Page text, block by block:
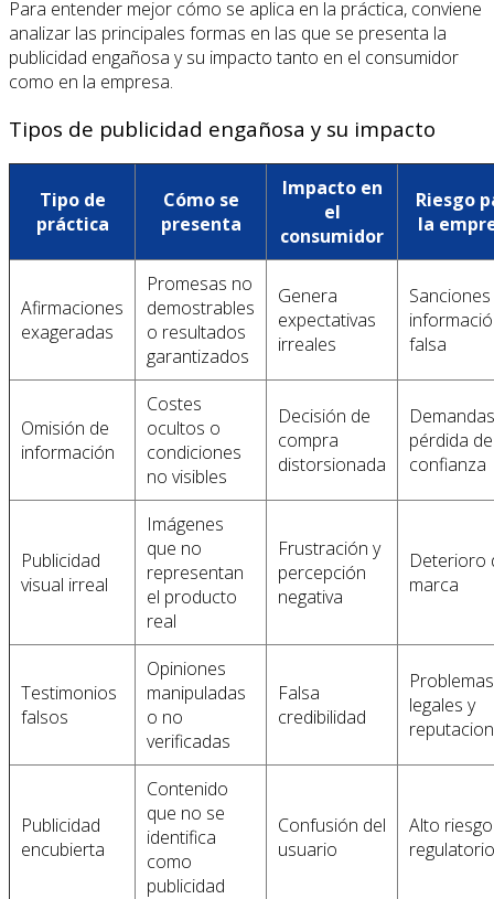
Para entender mejor cómo se aplica en la práctica, conviene
analizar las principales formas en las que se presenta la
publicidad engañosa y su impacto tanto en el consumidor
como en la empresa.
Tipos de publicidad engañosa y su impacto
Tipo de
práctica
Cómo se
presenta
Impacto en
el
consumidor
Riesgo
la
Afirmaciones
exageradas
Promesas no
demostrables
o resultados
garantizados
Genera
expectativas
irreales
falsa
Omisión de
información
Costes
ocultos o
condiciones
no visibles
Decisión de
compra
distorsionada
pérdida de
confianza
Publicidad
visual irreal
Imágenes
que no
representan
el producto
real
Frustración y
percepción
negativa
Deterioro
marca
Testimonios
falsos
Opiniones
manipuladas
o no
verificadas
Falsa
credibilidad
Problemas
legales y
Publicidad
encubierta
Contenido
que no se
identifica
como
publicidad
Confusión del
usuario
Alto riesgo
regulatorio